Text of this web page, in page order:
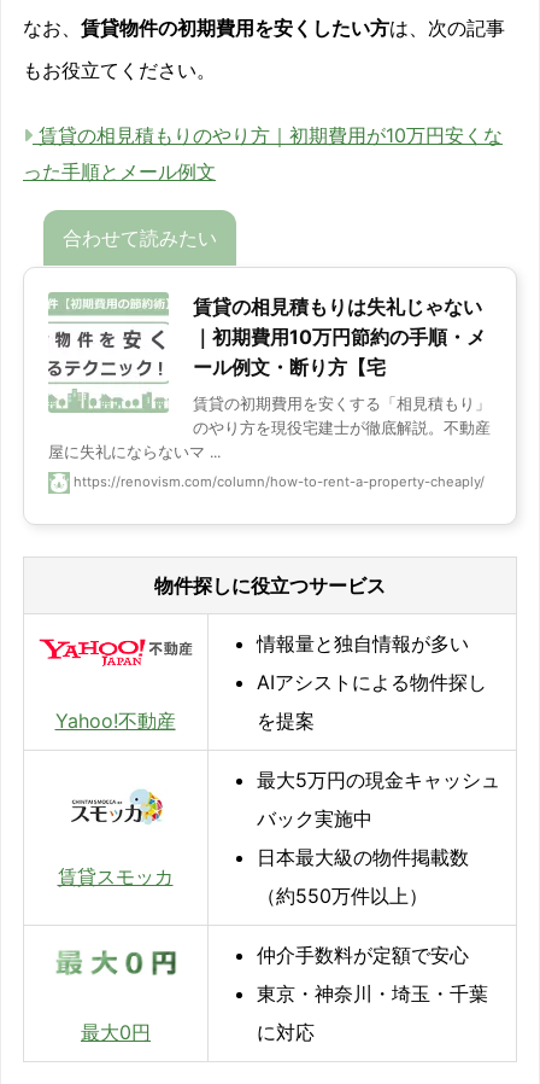
なお、 賃貸物件の初期費用を安くしたい方は、次の記事
もお役立てください。
賃貸の相見積もりのやり方｜初期費用が10万円安くな
った手順とメール例文
賃貸の相見積もりは失礼じゃない
｜初期費用10万円節約の手順・メ
ール例文・断り方【宅
賃貸の初期費用を安くする「相見積もり」
のやり方を現役宅建士が徹底解説。不動産
屋に失礼にならないマ ...
https://renovism.com/column/how-to-rent-a-property-cheaply/
物件探しに役立つサービス
Yahoo!不動産
情報量と独自情報が多い
AIアシストによる物件探し
を提案
賃貸スモッカ
最大5万円の現金キャッシュ
バック実施中
日本最大級の物件掲載数
（約550万件以上）
最大0円
仲介手数料が定額で安心
東京・神奈川・埼玉・千葉
に対応